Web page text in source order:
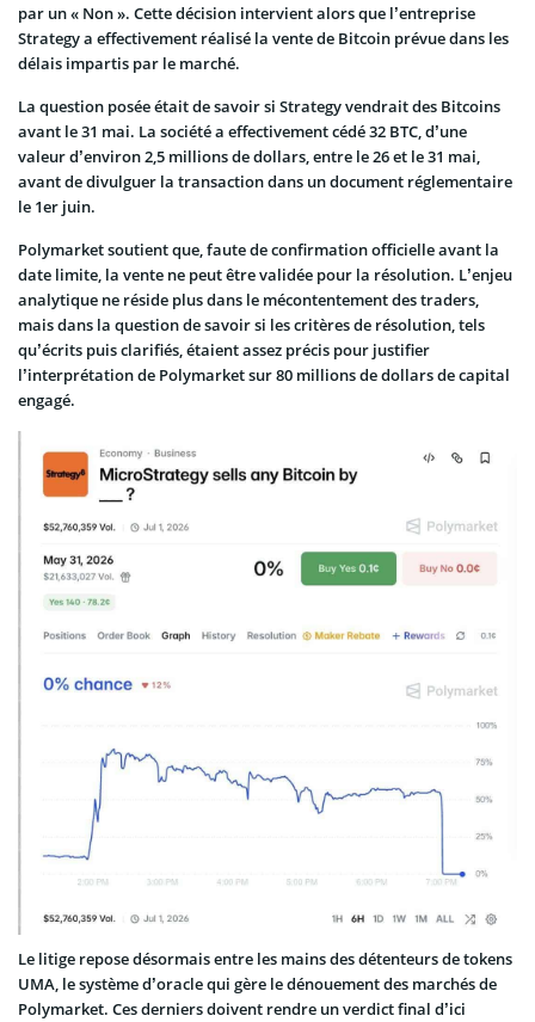
par un « Non ». Cette décision intervient alors que l’entreprise
Strategy a effectivement réalisé la vente de Bitcoin prévue dans les
délais impartis par le marché.
La question posée était de savoir si Strategy vendrait des Bitcoins
avant le 31 mai. La société a effectivement cédé 32 BTC, d’une
valeur d’environ 2,5 millions de dollars, entre le 26 et le 31 mai,
avant de divulguer la transaction dans un document réglementaire
le 1er juin.
Polymarket soutient que, faute de confirmation officielle avant la
date limite, la vente ne peut être validée pour la résolution. L’enjeu
analytique ne réside plus dans le mécontentement des traders,
mais dans la question de savoir si les critères de résolution, tels
qu’écrits puis clarifiés, étaient assez précis pour justifier
l’interprétation de Polymarket sur 80 millions de dollars de capital
engagé.
Le litige repose désormais entre les mains des détenteurs de tokens
UMA, le système d’oracle qui gère le dénouement des marchés de
Polymarket. Ces derniers doivent rendre un verdict final d’ici